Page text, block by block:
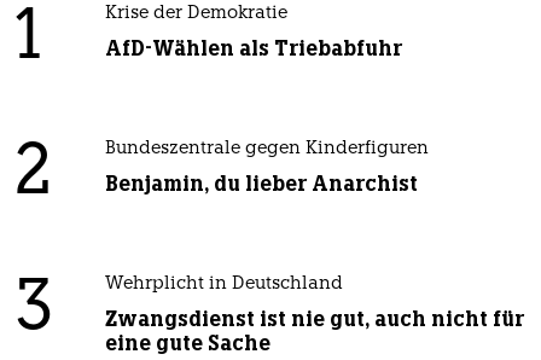
1 Krise der Demokratie
AfD-Wählen als Triebabfuhr
2 Bundeszentrale gegen Kinderfiguren
Benjamin, du lieber Anarchist
3 Wehrplicht in Deutschland
Zwangsdienst ist nie gut, auch nicht für
eine gute Sache